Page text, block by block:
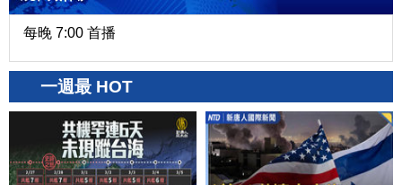
每晚 7:00 首播
一週最 HOT